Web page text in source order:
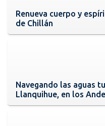
Renueva cuerpo y
de Chillán
Navegando las aguas
Llanquihue, en los